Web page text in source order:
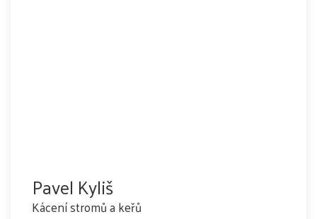
Pavel Kyliš
Kácení stromů a keřů